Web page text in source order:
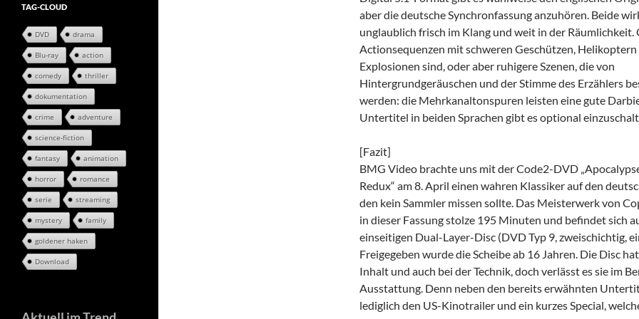
aber die deutsche Synchronfassung anzuhören. Beide
unglaublich frisch im Klang und weit in der Räumlichkeit.
Actionsequenzen mit schweren Geschützen,
Explosionen sind, oder aber ruhigere Szenen, die von
Hintergrundgeräuschen und der Stimme des Erzählers
werden: die Mehrkanaltonspuren leisten eine gute
Untertitel in beiden Sprachen gibt es optional
[Fazit]
BMG Video brachte uns mit der Code2-DVD
Redux“ am 8. April einen wahren Klassiker auf den
den kein Sammler missen sollte. Das Meisterwerk von
in dieser Fassung stolze 195 Minuten und befindet sich
einseitigen Dual-Layer-Disc (DVD Typ 9, zweischichtig,
Freigegeben wurde die Scheibe ab 16 Jahren. Die Disc
Inhalt und auch bei der Technik, doch verlässt es sie im
Ausstattung. Denn neben den bereits erwähnten
lediglich den US-Kinotrailer und ein kurzes Special,
TAG-CLOUD
DVD drama
Blu-ray action
comedy thriller
dokumentation
crime adventure
science-fiction
fantasy animation
horror romance
serie streaming
mystery family
goldener haken
Download